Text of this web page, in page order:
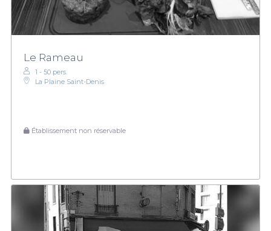
Le Rameau
1 - 50 pers.
La Plaine Saint-Denis
Établissement non réservable